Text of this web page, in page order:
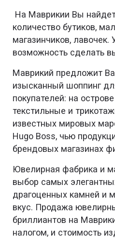
На Маврикии Вы
количество бутиков,
магазинчиков, лавочек.
возможность сделать
Маврикий предложит
изысканный шоппинг
покупателей: на
текстильные и
известных мировых
Hugo Boss, чью
брендовых магазинах
Ювелирная фабрика и
выбор самых
драгоценных камней и
вкус. Продажа
бриллиантов на
налогом, и стоимость